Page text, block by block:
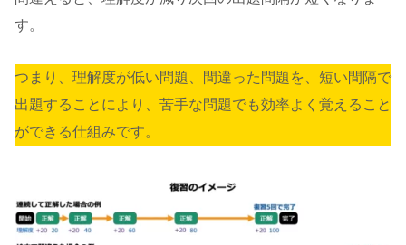
す。
つまり、理解度が低い問題、間違った問題を、短い間隔で
出題することにより、苦手な問題でも効率よく覚えること
ができる仕組みです。